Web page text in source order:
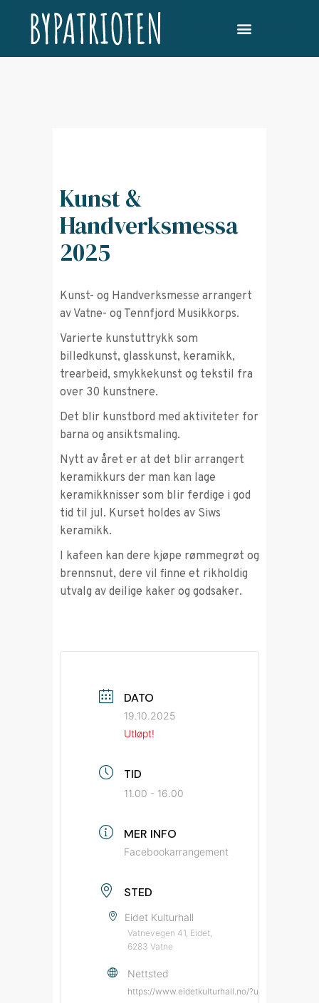
Kunst &
Handverksmessa
2025
Kunst- og Handverksmesse arrangert
av Vatne- og Tennfjord Musikkorps.
Varierte kunstuttrykk som
billedkunst, glasskunst, keramikk,
trearbeid, smykkekunst og tekstil fra
over 30 kunstnere.
Det blir kunstbord med aktiviteter for
barna og ansiktsmaling.
Nytt av året er at det blir arrangert
keramikkurs der man kan lage
keramikknisser som blir ferdige i god
tid til jul. Kurset holdes av Siws
keramikk.
I kafeen kan dere kjøpe rømmegrøt og
brennsnut, dere vil finne et rikholdig
utvalg av deilige kaker og godsaker.
DATO
19.10.2025
Utløpt!
TID
11.00 - 16.00
MER INFO
Facebookarrangement
STED
Eidet Kulturhall
Vatnevegen 41, Eidet,
6283 Vatne
Nettsted
https://www.eidetkulturhall.no/